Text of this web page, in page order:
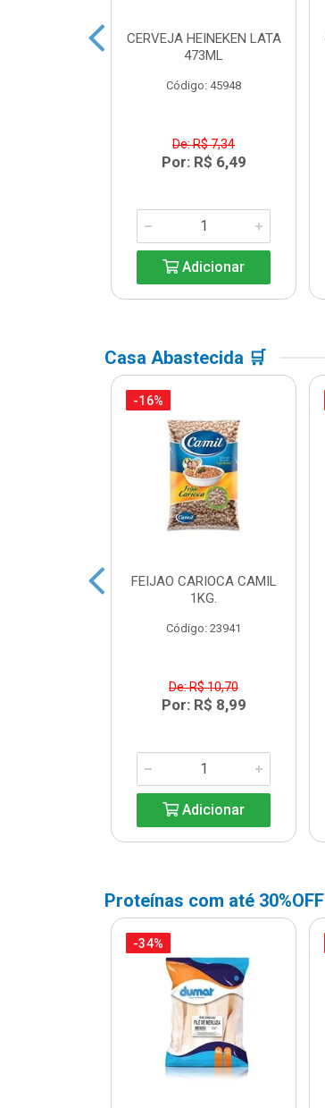
CERVEJA HEINEKEN LATA
473ML
Código: 45948
De: R$ 7,34
Por: R$ 6,49
Adicionar
Casa Abastecida 🛒
-16%
FEIJAO CARIOCA CAMIL
1KG.
Código: 23941
De: R$ 10,70
Por: R$ 8,99
Adicionar
Proteínas com até 30%OFF
-34%